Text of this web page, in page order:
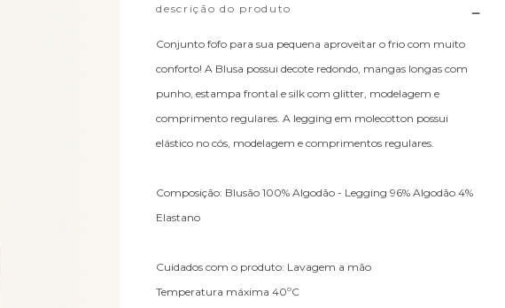
descrição do produto
Conjunto fofo para sua pequena aproveitar o frio com muito
conforto! A Blusa possui decote redondo, mangas longas com
punho, estampa frontal e silk com glitter, modelagem e
comprimento regulares. A legging em molecotton possui
elástico no cós, modelagem e comprimentos regulares.
Composição: Blusão 100% Algodão - Legging 96% Algodão 4%
Elastano
Cuidados com o produto: Lavagem a mão
Temperatura máxima 40ºC